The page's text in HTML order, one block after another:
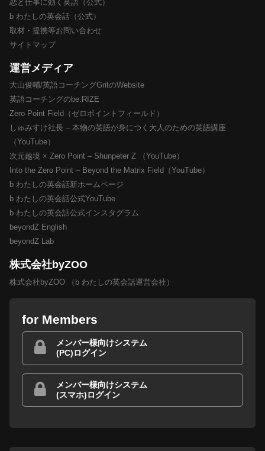
恋と仕事に効く英語（公式）
b わたしの英会話（公式）
取材・提携等お問い合わせ
サイトマップ
運営メディア
大山俊輔/英語コーチングGritのWebsite
英語コーチングのbe:RIZE
Zero Point Field（ゼロポイントフィールド）
しゅみすけ社長 – 本物の英語が身につく大人のための英語講座
（YouTube）
次元越境 × Zero Point – Shunpeter Z （YouTube）
Into the Zero Point – Beyond the Matrix Field（YouTube）
b わたしの英会話新ホームページ
b わたしの英会話公式YouTube
b わたしの英会話公式インスタグラム
beyondZ English
beyondZ Lab
株式会社byZOO
株式会社byZOO （b わたしの英会話運営会社）
for Members
メンバー様向けシステム
(PC)ログイン
メンバー様向けシステム
(スマホ)ログイン